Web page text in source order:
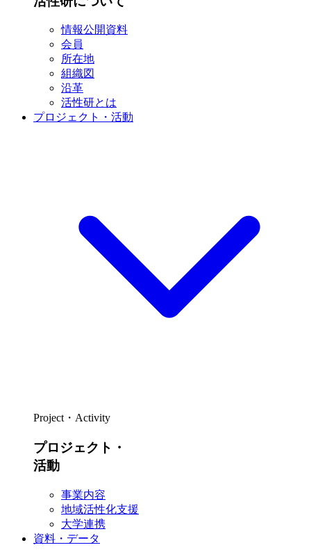
情報公開資料
会員
所在地
組織図
沿革
活性研とは
プロジェクト・活動
Project・Activity
プロジェクト・
活動
事業内容
地域活性化支援
大学連携
資料・データ